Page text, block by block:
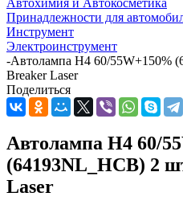
Автохимия и Автокосметика
Принадлежности для
Инструмент
Электроинструмент
-Автолампа H4 60/55W+150%
Breaker Laser
Поделиться
Автолампа H4 60/
(64193NL_HCB) 2
Laser